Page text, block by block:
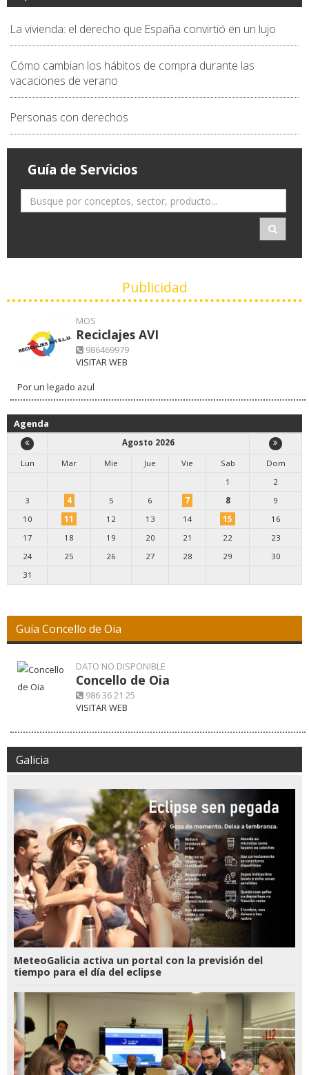
La vivienda: el derecho que España convirtió en un lujo
Cómo cambian los hábitos de compra durante las
vacaciones de verano
Personas con derechos
Guía de Servicios
Publicidad
MOS
Reciclajes AVI
986469979
VISITAR WEB
Por un legado azul
Agenda
Agosto 2026
Lun
Mar Mie Jue Vie Sab
Dom
1
2
3
4 5 6 7 8
9
10
11 12 13 14 15
16
17
18 19 20 21 22
23
24
25 26 27 28 29
30
31
Guía Concello de Oia
DATO NO DISPONIBLE
Concello de Oia
986 36 21 25
VISITAR WEB
Galicia
MeteoGalicia activa un portal con la previsión del
tiempo para el día del eclipse